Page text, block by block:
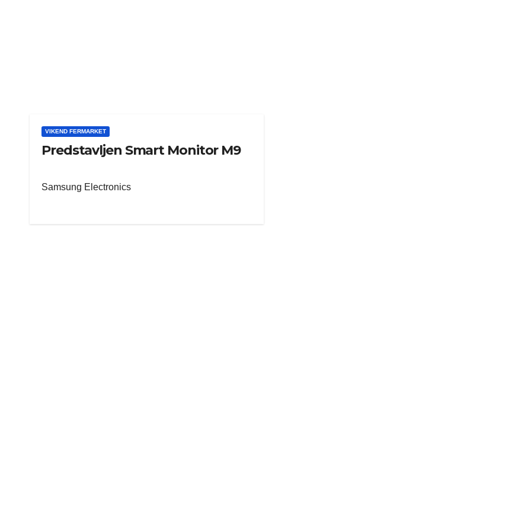
VIKEND FERMARKET
Predstavljen Smart Monitor M9
Samsung Electronics